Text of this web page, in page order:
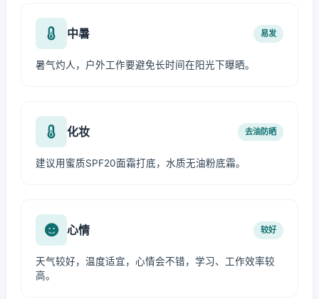
中暑 易发
暑气灼人，户外工作要避免长时间在阳光下曝晒。
化妆 去油防晒
建议用蜜质SPF20面霜打底，水质无油粉底霜。
心情 较好
天气较好，温度适宜，心情会不错，学习、工作效率较
高。